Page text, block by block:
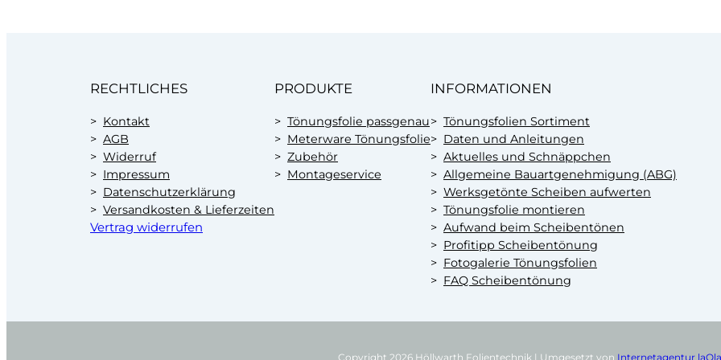
RECHTLICHES
Kontakt
AGB
Widerruf
Impressum
Datenschutzerklärung
Versandkosten & Lieferzeiten
Vertrag widerrufen
PRODUKTE
Tönungsfolie passgenau
Meterware Tönungsfolie
Zubehör
Montageservice
INFORMATIONEN
Tönungsfolien Sortiment
Daten und Anleitungen
Aktuelles und Schnäppchen
Allgemeine Bauartgenehmigung (ABG)
Werksgetönte Scheiben aufwerten
Tönungsfolie montieren
Aufwand beim Scheibentönen
Profitipp Scheibentönung
Fotogalerie Tönungsfolien
FAQ Scheibentönung
Copyright 2026 Höllwarth Folientechnik | Umgesetzt von Internetagentur